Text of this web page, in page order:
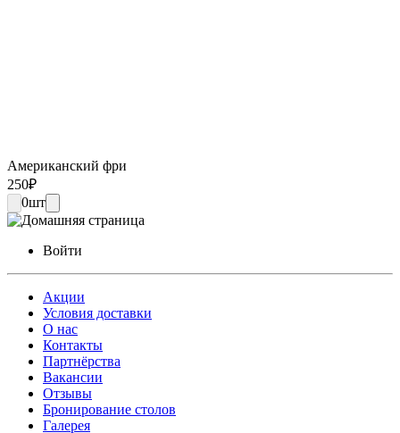
Американский фри
250₽
0шт
Войти
Акции
Условия доставки
О нас
Контакты
Партнёрства
Вакансии
Отзывы
Бронирование столов
Галерея